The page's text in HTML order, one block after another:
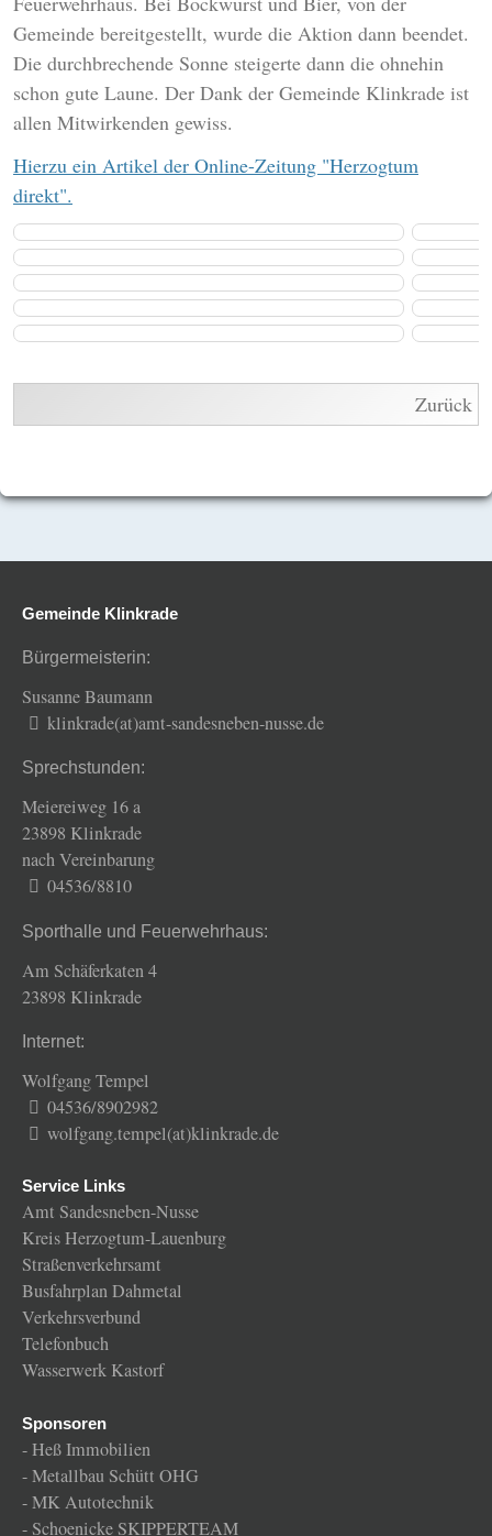
Gemeinde bereitgestellt, wurde die Aktion dann beendet.
Die durchbrechende Sonne steigerte dann die ohnehin
schon gute Laune. Der Dank der Gemeinde Klinkrade ist
allen Mitwirkenden gewiss.
Hierzu ein Artikel der Online-Zeitung "Herzogtum
direkt".
Zurück
Gemeinde Klinkrade
Bürgermeisterin:
Susanne Baumann
klinkrade(at)amt-sandesneben-nusse.de
Sprechstunden:
Meiereiweg 16 a
23898 Klinkrade
nach Vereinbarung
04536/8810
Sporthalle und Feuerwehrhaus:
Am Schäferkaten 4
23898 Klinkrade
Internet:
Wolfgang Tempel
04536/8902982
wolfgang.tempel(at)klinkrade.de
Service Links
Amt Sandesneben-Nusse
Kreis Herzogtum-Lauenburg
Straßenverkehrsamt
Busfahrplan Dahmetal
Verkehrsverbund
Telefonbuch
Wasserwerk Kastorf
Sponsoren
-Heß Immobilien
-Metallbau Schütt OHG
-MK Autotechnik
- Schoenicke SKIPPERTEAM